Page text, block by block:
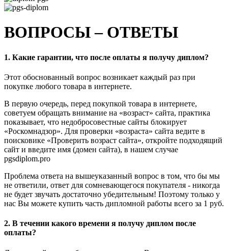
ВОПРОСЫ – ОТВЕТЫ
1. Какие гарантии, что после оплаты я получу диплом?
Этот обоснованный вопрос возникает каждый раз при
покупке любого товара в интернете.
В первую очередь, перед покупкой товара в интернете,
советуем обращать внимание на «возраст» сайта, практика
показывает, что недобросовестные сайты блокирует
«Роскомнадзор». Для проверки «возраста» сайта ведите в
поисковике «Проверить возраст сайта», откройте подходящий
сайт и введите имя (домен сайта), в нашем случае
pgsdiplom.pro
Проблема ответа на вышеуказанный вопрос в том, что бы мы
не ответили, ответ для сомневающегося покупателя - никогда
не будет звучать достаточно убедительным! Поэтому только у
нас Вы можете купить часть дипломной работы всего за 1 руб.
2. В течении какого времени я получу диплом после
оплаты?